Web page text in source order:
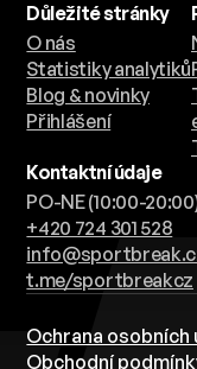
Důležité stránky
O nás
Statistiky analytiků
Blog & novinky
Přihlášení
Kontaktní údaje
PO-NE (10:00-
+420 724 301 528
t.me/sportbreakcz
Ochrana osobních
Obchodní